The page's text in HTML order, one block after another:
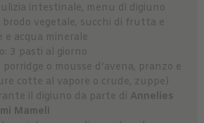
intestinale, menu di digiuno
brodo vegetale, succhi di frutta e
e acqua minerale
3 pasti al giorno
o mousse d’avena, pranzo e
cotte al vapore o crude, zuppe)
il digiuno da parte di Annelies
Mameli